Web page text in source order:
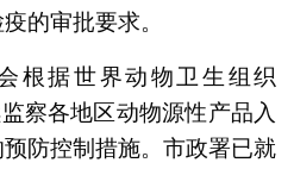
的审批要求。
根据世界动物卫生组织
察各地区动物源性产品入
防控制措施。市政署已就